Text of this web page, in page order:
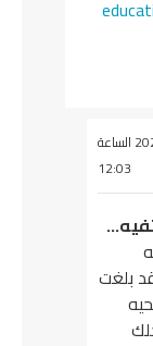
2021-08-21 الساعة
12:03
بلغت